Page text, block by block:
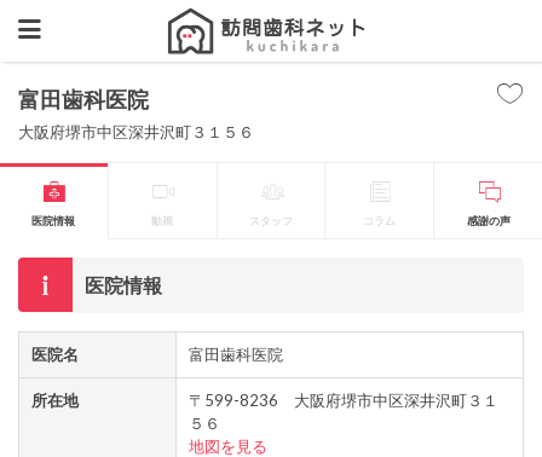
富田歯科医院
大阪府堺市中区深井沢町３１５６
医院情報 動画 スタッフ コラム 感謝の声
医院情報
医院名 富田歯科医院
所在地
〒599-8236 大阪府堺市中区深井沢町３１
５６
地図を見る